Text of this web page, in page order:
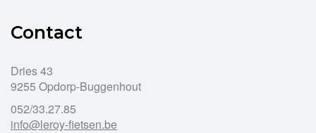
Contact
Dries 43
9255 Opdorp-Buggenhout
052/33.27.85
info@leroy-fietsen.be